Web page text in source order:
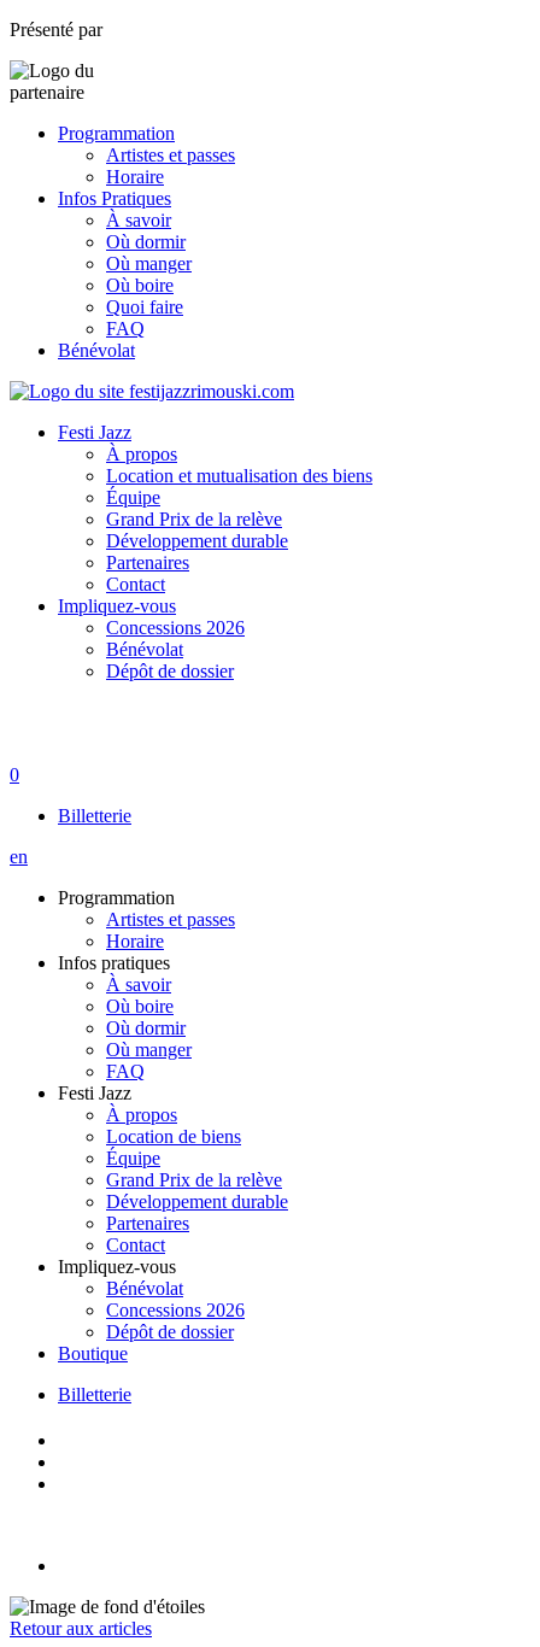
Présenté par
Programmation
Artistes et passes
Horaire
Infos Pratiques
À savoir
Où dormir
Où manger
Où boire
Quoi faire
FAQ
Bénévolat
Festi Jazz
À propos
Location et mutualisation des biens
Équipe
Grand Prix de la relève
Développement durable
Partenaires
Contact
Impliquez-vous
Concessions 2026
Bénévolat
Dépôt de dossier
0
Billetterie
en
Programmation
Artistes et passes
Horaire
Infos pratiques
À savoir
Où boire
Où dormir
Où manger
FAQ
Festi Jazz
À propos
Location de biens
Équipe
Grand Prix de la relève
Développement durable
Partenaires
Contact
Impliquez-vous
Bénévolat
Concessions 2026
Dépôt de dossier
Boutique
Billetterie
Skip
to
Retour aux articles